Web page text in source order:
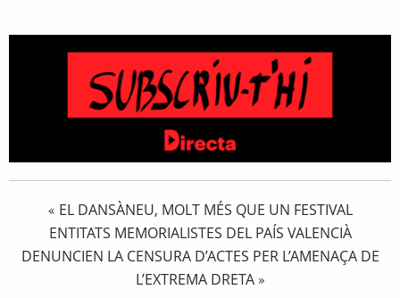
« EL DANSÀNEU, MOLT MÉS QUE UN FESTIVAL
ENTITATS MEMORIALISTES DEL PAÍS VALENCIÀ
DENUNCIEN LA CENSURA D’ACTES PER L’AMENAÇA DE
L’EXTREMA DRETA»